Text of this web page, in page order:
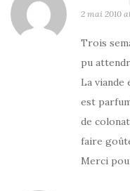
2 mai 2010
Trois
pu
La
est
de
faire
Merci